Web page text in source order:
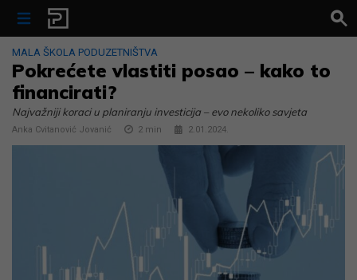
Skip to content
MALA ŠKOLA PODUZETNIŠTVA
Pokrećete vlastiti posao – kako to
financirati?
Najvažniji koraci u planiranju investicija – evo nekoliko savjeta
Anka Cvitanović Jovanić 2 min 2.01.2024.